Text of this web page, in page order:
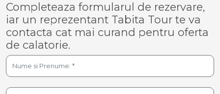
Completeaza formularul de rezervare,
iar un reprezentant Tabita Tour te va
contacta cat mai curand pentru oferta
de calatorie.